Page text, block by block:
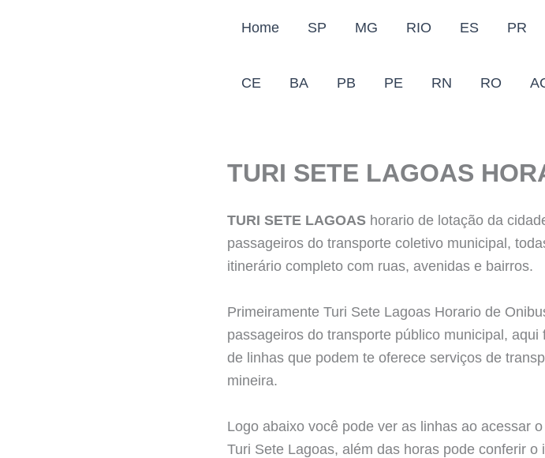
Home SP MG RIO ES PR
CE BA PB PE RN RO
TURI SETE LAGOAS
TURI SETE LAGOAS horario de lotação da
passageiros do transporte coletivo municipal,
itinerário completo com ruas, avenidas e bairros.
Primeiramente Turi Sete Lagoas Horario de
passageiros do transporte público municipal,
de linhas que podem te oferece serviços de
mineira.
Logo abaixo você pode ver as linhas ao acessar
Turi Sete Lagoas, além das horas pode conferir